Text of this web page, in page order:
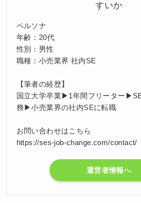
すいか
ペルソナ
年齢：20代
性別：男性
職種：小売業界 社内SE
【筆者の経歴】
国立大学卒業▶1年間フリーター
務▶小売業界の社内SEに転職
お問い合わせはこちら
https://ses-job-change.com/contact/
運営者情報へ